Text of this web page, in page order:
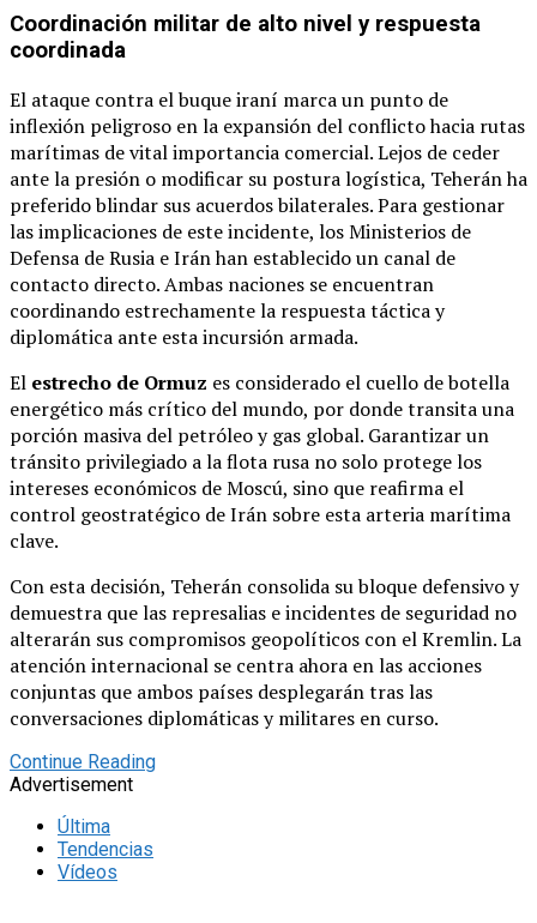
Coordinación militar de alto nivel y respuesta
coordinada
El ataque contra el buque iraní marca un punto de
inflexión peligroso en la expansión del conflicto hacia rutas
marítimas de vital importancia comercial. Lejos de ceder
ante la presión o modificar su postura logística, Teherán ha
preferido blindar sus acuerdos bilaterales. Para gestionar
las implicaciones de este incidente, los Ministerios de
Defensa de Rusia e Irán han establecido un canal de
contacto directo. Ambas naciones se encuentran
coordinando estrechamente la respuesta táctica y
diplomática ante esta incursión armada.
El estrecho de Ormuz es considerado el cuello de botella
energético más crítico del mundo, por donde transita una
porción masiva del petróleo y gas global. Garantizar un
tránsito privilegiado a la flota rusa no solo protege los
intereses económicos de Moscú, sino que reafirma el
control geostratégico de Irán sobre esta arteria marítima
clave.
Con esta decisión, Teherán consolida su bloque defensivo y
demuestra que las represalias e incidentes de seguridad no
alterarán sus compromisos geopolíticos con el Kremlin. La
atención internacional se centra ahora en las acciones
conjuntas que ambos países desplegarán tras las
conversaciones diplomáticas y militares en curso.
Continue Reading
Advertisement
Última
Tendencias
Vídeos